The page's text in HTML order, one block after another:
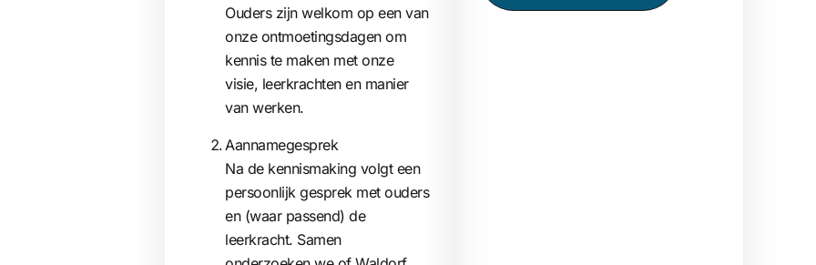
Ouders zijn welkom op een van
onze ontmoetingsdagen om
kennis te maken met onze
visie, leerkrachten en manier
van werken.
Aannamegesprek
Na de kennismaking volgt een
persoonlijk gesprek met ouders
en (waar passend) de
leerkracht. Samen